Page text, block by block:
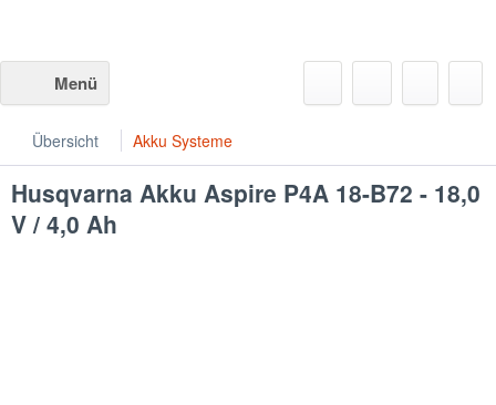
Menü
Übersicht Akku Systeme
Husqvarna Akku Aspire P4A 18-B72 - 18,0
V / 4,0 Ah